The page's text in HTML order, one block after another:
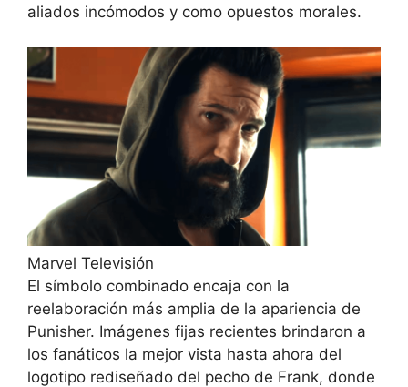
aliados incómodos y como opuestos morales.
Marvel Televisión
El símbolo combinado encaja con la
reelaboración más amplia de la apariencia de
Punisher. Imágenes fijas recientes brindaron a
los fanáticos la mejor vista hasta ahora del
logotipo rediseñado del pecho de Frank, donde